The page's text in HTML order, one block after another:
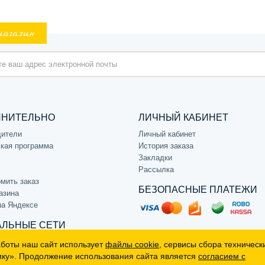
программа
заказ
Яндексе
СЕТИ
ЛИЧНЫЙ КАБИНЕТ
Личный кабинет
История заказа
Закладки
Рассылка
БЕЗОПАСНЫЕ ПЛАТЕЖИ
наш сайт используетфайлы cookie , сервисы сбора
Продолжение использования сайта является согласием с